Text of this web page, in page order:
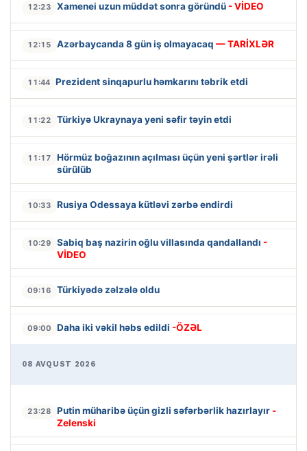
12:23 Xamenei uzun müddət sonra göründü - VİDEO
12:15 Azərbaycanda 8 gün iş olmayacaq — TARİXLƏR
11:44 Prezident sinqapurlu həmkarını təbrik etdi
11:22 Türkiyə Ukraynaya yeni səfir təyin etdi
11:17
Hörmüz boğazının açılması üçün yeni şərtlər irəli
sürülüb
10:33 Rusiya Odessaya kütləvi zərbə endirdi
10:29 Sabiq baş nazirin oğlu villasında qandallandı -
VİDEO
09:16 Türkiyədə zəlzələ oldu
09:00 Daha iki vəkil həbs edildi -ÖZƏL
08 AVQUST 2026
23:28 Putin müharibə üçün gizli səfərbərlik hazırlayır -
Zelenski